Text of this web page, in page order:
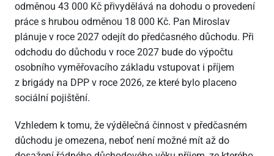
odměnou 43 000 Kč přivydělává na dohodu o provedení
práce s hrubou odměnou 18 000 Kč. Pan Miroslav
plánuje v roce 2027 odejít do předčasného důchodu. Při
odchodu do důchodu v roce 2027 bude do výpočtu
osobního vyměřovacího základu vstupovat i příjem
z brigády na DPP v roce 2026, ze které bylo placeno
sociální pojištění.
Vzhledem k tomu, že výdělečná činnost v předčasném
důchodu je omezena, neboť není možné mít až do